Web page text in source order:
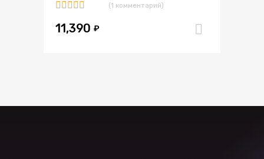
5.00из 5
(1 комментарий)
11,390 ₽